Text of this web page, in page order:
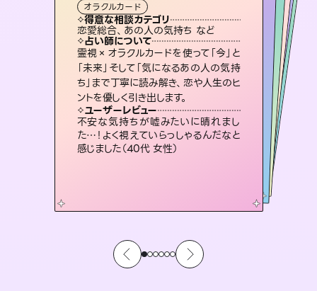
オラクルカード
得意な相談カテゴリ
恋愛総合、あの人の気持ち など
占い師について
霊視×オラクルカードを使って「今」と
「未来」そして「気になるあの人の気持
ち」まで丁寧に読み解き、恋や人生のヒ
ントを優しく引き出します。
ユーザーレビュー
不安な気持ちが嘘みたいに晴れまし
た…！よく視えていらっしゃるんだなと
感じました（40代 女性）
ルーン
得意な相談カテゴリ
恋愛総合、片想い、二人の未来 など
占い師について
復縁、恋愛、不倫の行方、同性愛や片
思い、仕事関係や借金問題まで知りた
いことや心の負担になっていることを
紐解き、背中をそっと押して導きます。
ユーザーレビュー
安心感のあり、言い切ってくれる所や濁
さない鑑定のおかげで、毎回自分の気
持ちを整えられます（30代 男性）
スピリチュアル・リーディング
得意な相談カテゴリ
片想い、あの人の気持ち、復縁 など
占い師について
3,700年以上の歴史を持つ東洋最古の
占術「易占」で詳細まで占い、幸せへ向
かう道筋を示します。厳しい結果にも具
体的な対策をお伝えします。
ユーザーレビュー
複雑な背景もしっかり聞いて鑑定して
いただけました。気持ちが楽になりまし
た（50代 女性）
スピリチュアル・リーディング
得意な相談カテゴリ
片想い、あの人の気持ち、復縁 など
占い師について
恋愛のお悩みの中でも特に「曖昧な関係」の相談を得意としており、友達以上恋人未満なお相手との今後や本音を丁寧に読み解き恋愛成就へと導きます。
ユーザーレビュー
鑑定していただいてアドバイス通りに行
動すると仲が復活してきました。ありが
とうございました（40代 女性）
スピリチュアル・リーディング
得意な相談カテゴリ
出逢い、片想い、復縁 など
占い師について
未来には何パターンもの選択肢があり
ます。不安で視えにくくなっているあな
たの素敵な未来を見つけ、その未来を
選択できるようアドバイスします。
ユーザーレビュー
職場の人の性質や人間関係、本心など
本当によく視えていてびっくり。対策が
打てて前向きになれます（40代）
霊視・オーラ タロット
スピリチュアル・リーディング
得意な相談カテゴリ
片想い、二人の未来、年の差 など
占い師について
連絡再開、復縁、成就などの報告実績
多数。セラピストとして2万超の施術経
験があるからこそできる鑑定で、より良
い未来をサポートします。
ユーザーレビュー
とても心温まる鑑定でした。しかもこち
らは何も言っていないのに視えていらっ
しゃるんだなと驚きです（30代女性）